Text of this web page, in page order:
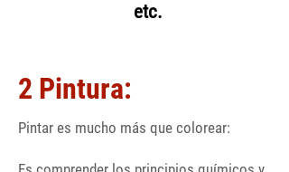
etc.
2 Pintura:
Pintar es mucho más que colorear: